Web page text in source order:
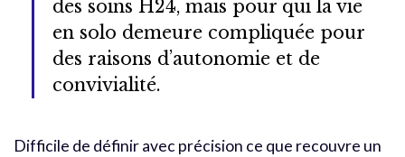
des soins H24, mais pour qui la vie
en solo demeure compliquée pour
des raisons d’autonomie et de
convivialité.
Difficile de définir avec précision ce que recouvre un